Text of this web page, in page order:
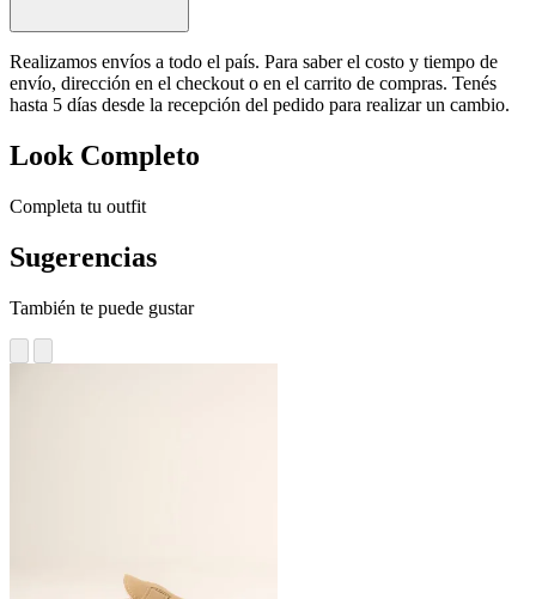
Realizamos envíos a todo el país. Para saber el costo y tiempo de
envío, dirección en el checkout o en el carrito de compras. Tenés
hasta 5 días desde la recepción del pedido para realizar un cambio.
Look Completo
Completa tu outfit
Sugerencias
También te puede gustar